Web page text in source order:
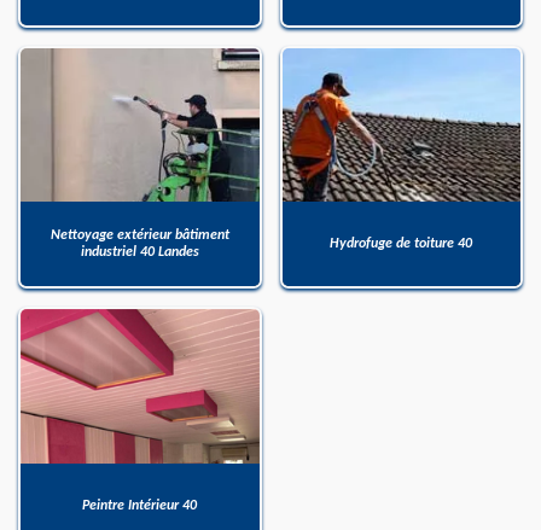
Nettoyage extérieur bâtiment
industriel 40 Landes
Hydrofuge de toiture 40
Peintre Intérieur 40